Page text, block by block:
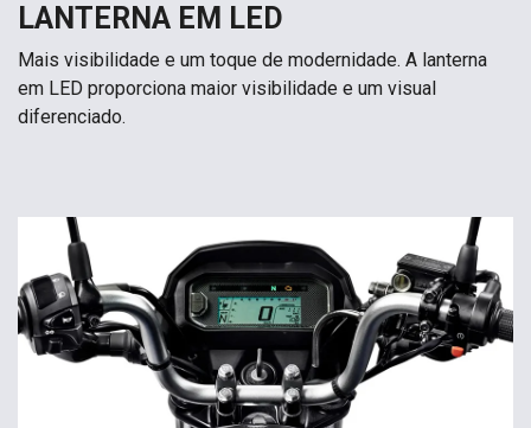
LANTERNA EM LED
Mais visibilidade e um toque de modernidade. A lanterna
em LED proporciona maior visibilidade e um visual
diferenciado.